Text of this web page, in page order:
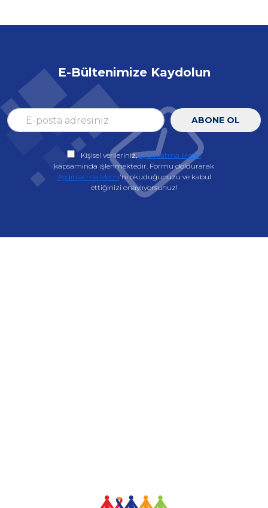
E-Bültenimize Kaydolun
ABONE OL
Kişisel verileriniz, Aydınlatma Metni
kapsamında işlenmektedir. Formu doldurarak
Aydınlatma Metni'ni okuduğunuzu ve kabul
ettiğinizi onaylıyorsunuz!